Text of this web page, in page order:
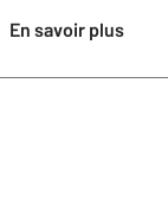
En savoir plus